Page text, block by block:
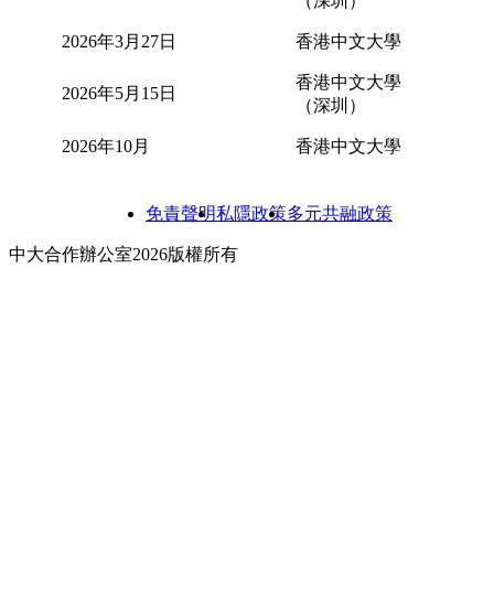
2026年3月27日 香港中文大學
2026年5月15日
香港中文大學
（深圳）
2026年10月 香港中文大學
免責聲明私隱政策多元共融政策
中大合作辦公室2026版權所有